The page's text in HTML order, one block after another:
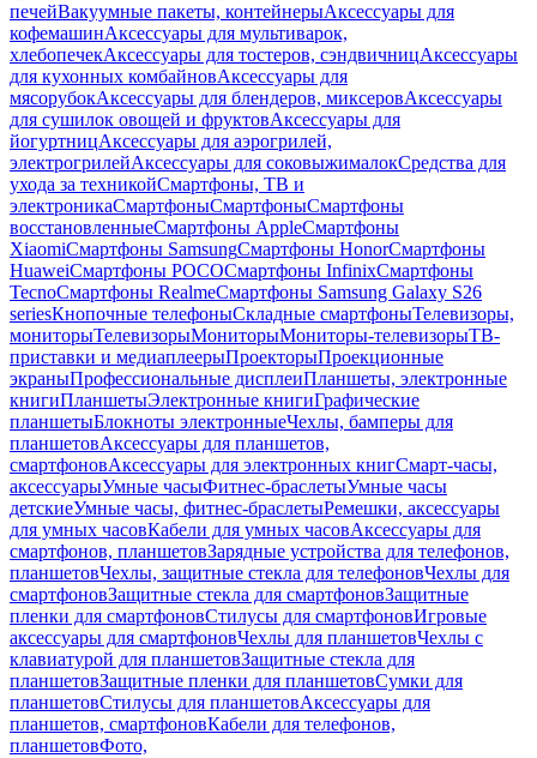
печейВакуумные пакеты, контейнерыАксессуары для
кофемашинАксессуары для мультиварок,
хлебопечекАксессуары для тостеров, сэндвичницАксессуары
для кухонных комбайновАксессуары для
мясорубокАксессуары для блендеров, миксеровАксессуары
для сушилок овощей и фруктовАксессуары для
йогуртницАксессуары для аэрогрилей,
электрогрилейАксессуары для соковыжималокСредства для
ухода за техникойСмартфоны, ТВ и
электроникаСмартфоныСмартфоныСмартфоны
восстановленныеСмартфоны AppleСмартфоны
XiaomiСмартфоны SamsungСмартфоны HonorСмартфоны
HuaweiСмартфоны POCOСмартфоны InfinixСмартфоны
TecnoСмартфоны RealmeСмартфоны Samsung Galaxy S26
seriesКнопочные телефоныСкладные смартфоныТелевизоры,
мониторыТелевизорыМониторыМониторы-телевизорыТВ-
приставки и медиаплеерыПроекторыПроекционные
экраныПрофессиональные дисплеиПланшеты, электронные
книгиПланшетыЭлектронные книгиГрафические
планшетыБлокноты электронныеЧехлы, бамперы для
планшетовАксессуары для планшетов,
смартфоновАксессуары для электронных книгСмарт-часы,
аксессуарыУмные часыФитнес-браслетыУмные часы
детскиеУмные часы, фитнес-браслетыРемешки, аксессуары
для умных часовКабели для умных часовАксессуары для
смартфонов, планшетовЗарядные устройства для телефонов,
планшетовЧехлы, защитные стекла для телефоновЧехлы для
смартфоновЗащитные стекла для смартфоновЗащитные
пленки для смартфоновСтилусы для смартфоновИгровые
аксессуары для смартфоновЧехлы для планшетовЧехлы с
клавиатурой для планшетовЗащитные стекла для
планшетовЗащитные пленки для планшетовСумки для
планшетовСтилусы для планшетовАксессуары для
планшетов, смартфоновКабели для телефонов,
планшетовФото,